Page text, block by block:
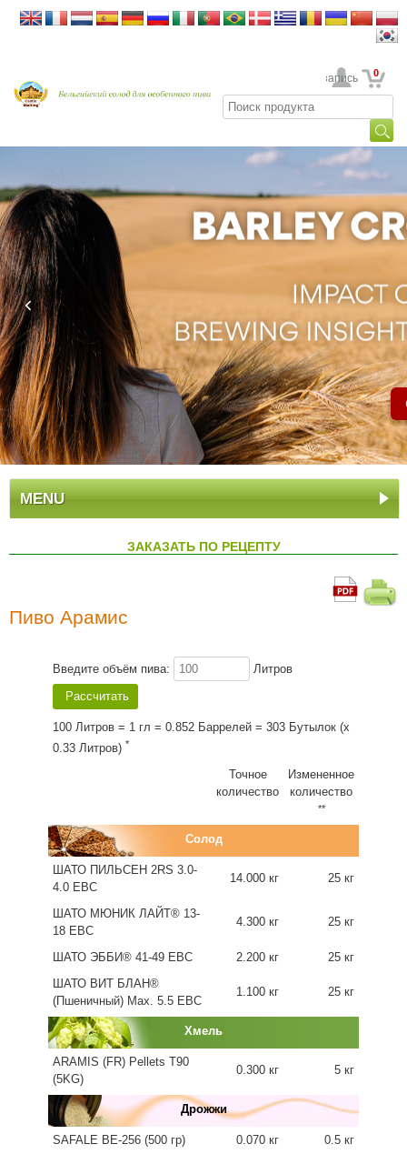
Ваша учетная запись 0
MENU
ЗАКАЗАТЬ ПО РЕЦЕПТУ
Пиво Арамис
Введите объём пива: Литров
100 Литров = 1 гл = 0.852 Баррелей = 303 Бутылок (x
0.33 Литров) *
Точное
количество
Измененное
количество
**
Солод
ШАТО ПИЛЬСЕН 2RS 3.0-
4.0 EBC
14.000 кг 25 кг
ШАТО МЮНИК ЛАЙТ® 13-
18 EBC
4.300 кг 25 кг
ШАТО ЭББИ® 41-49 EBC 2.200 кг
25 кг
ШАТО ВИТ БЛАН®
(Пшеничный) Max. 5.5 EBC
1.100 кг 25 кг
Хмель
ARAMIS (FR) Pellets T90
(5KG)
0.300 кг 5 кг
Дрожжи
SAFALE BE-256 (500 гр) 0.070 кг 0.5 кг